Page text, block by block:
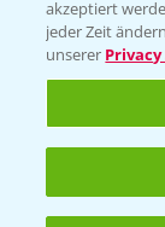
akzeptiert
jeder Zeit
unserer